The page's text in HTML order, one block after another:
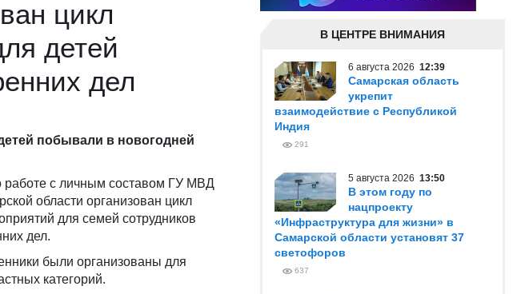
цикл
детей
дел
побывали в новогодней
работе с личным составом ГУ МВД
области организован цикл
для семей сотрудников
дел.
были организованы для
категорий.
В ЦЕНТРЕ ВНИМАНИЯ
6 августа 2026 12:39
Самарская область
укрепит
взаимодействие с Республикой
Индия
291
5 августа 2026 13:50
В этом году по
нацпроекту
«Инфраструктура для жизни» в
Самарской области установят 37
светофоров
637